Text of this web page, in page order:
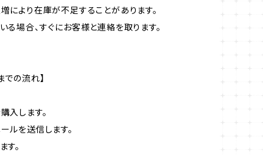
により在庫が不足することがあります。
る場合、すぐにお客様と連絡を取ります。
での流れ】
入します。
ルを送信します。
す。